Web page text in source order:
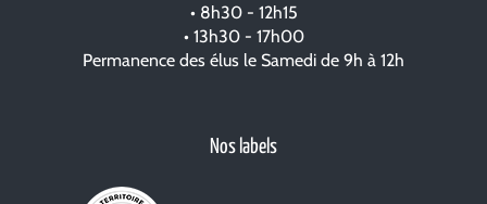
• 8h30 - 12h15
• 13h30 - 17h00
Permanence des élus le Samedi de 9h à 12h
Nos labels